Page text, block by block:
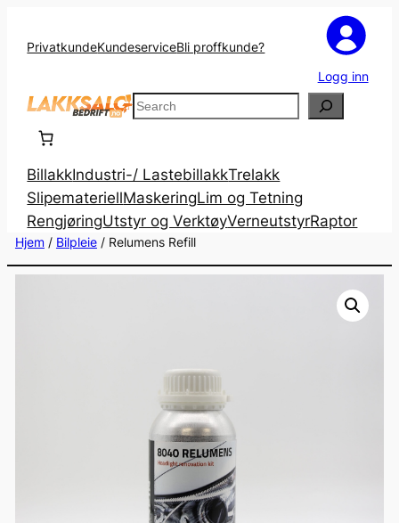
PrivatkundeKundeserviceBli proffkunde?
Logg inn
Search
BillakkIndustri-/ LastebillakkTrelakk
SlipemateriellMaskeringLim og Tetning
RengjøringUtstyr og VerktøyVerneutstyrRaptor
Hjem/ Bilpleie/ Relumens Refill